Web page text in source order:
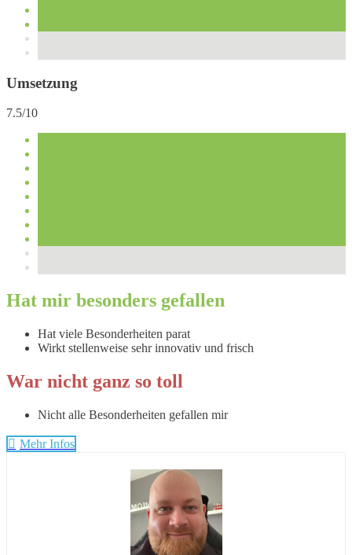
Umsetzung
7.5/10
Hat mir besonders gefallen
Hat viele Besonderheiten parat
Wirkt stellenweise sehr innovativ und frisch
War nicht ganz so toll
Nicht alle Besonderheiten gefallen mir
Mehr Infos